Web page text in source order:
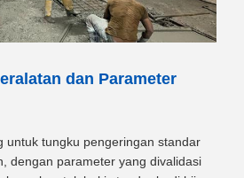
dan Parameter
untuk tungku pengeringan standar
dengan parameter yang divalidasi